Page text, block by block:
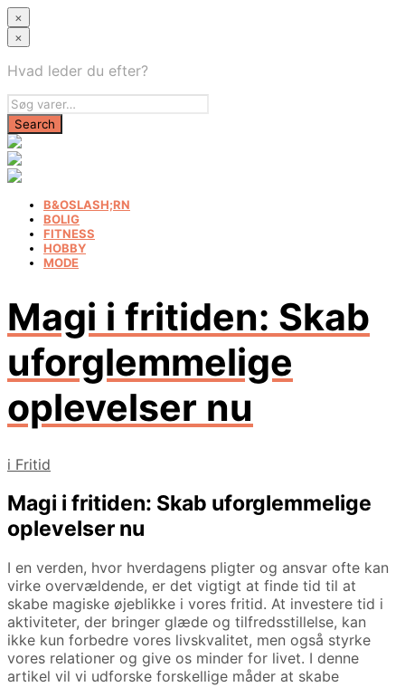
×
×
Hvad leder du efter?
B&OSLASH;RN
BOLIG
FITNESS
HOBBY
MODE
Magi i fritiden: Skab
uforglemmelige
oplevelser nu
i Fritid
Magi i fritiden: Skab uforglemmelige
oplevelser nu
I en verden, hvor hverdagens pligter og ansvar ofte kan
virke overvældende, er det vigtigt at finde tid til at
skabe magiske øjeblikke i vores fritid. At investere tid i
aktiviteter, der bringer glæde og tilfredsstillelse, kan
ikke kun forbedre vores livskvalitet, men også styrke
vores relationer og give os minder for livet. I denne
artikel vil vi udforske forskellige måder at skabe